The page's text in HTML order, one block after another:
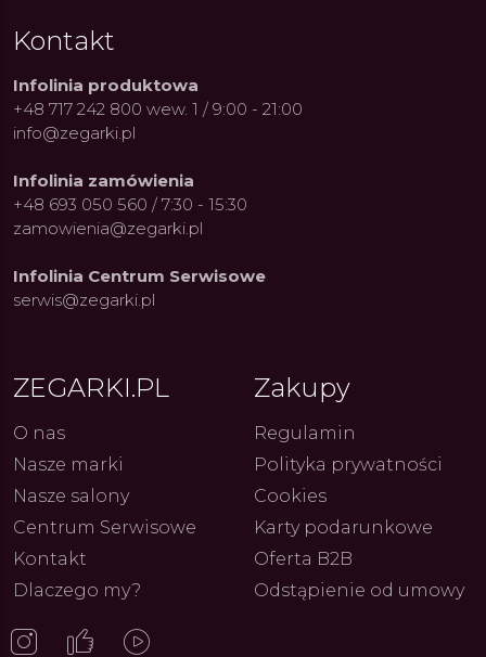
27.07.2026
kolekcji zegarków
ZEGARKI.PL 4.08.2026
Kontakt
Infolinia produktowa
+48 717 242 800 wew. 1 / 9:00 - 21:00
info@zegarki.pl
Infolinia zamówienia
+48 693 050 560 / 7:30 - 15:30
zamowienia@zegarki.pl
Infolinia Centrum Serwisowe
serwis@zegarki.pl
ZEGARKI.PL
O nas
Nasze marki
Nasze salony
Centrum Serwisowe
Kontakt
Dlaczego my?
Zakupy
Regulamin
Polityka prywatności
Cookies
Karty podarunkowe
Oferta B2B
Odstąpienie od umowy